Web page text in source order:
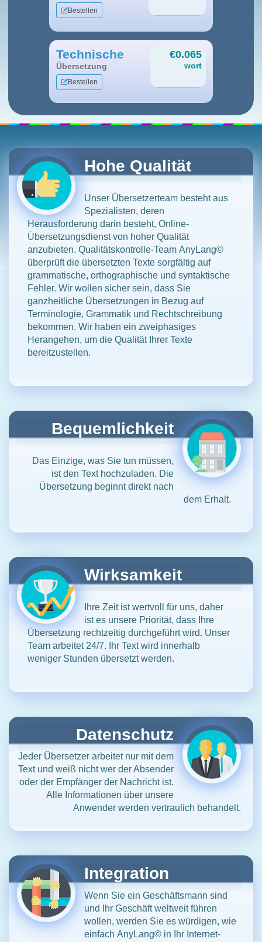
Bestellen
Technische
Übersetzung
Bestellen
€0.065
wort
Hohe Qualität
Unser Übersetzerteam besteht aus
Spezialisten, deren
Herausforderung darin besteht, Online-
Übersetzungsdienst von hoher Qualität
anzubieten. Qualitätskontrolle-Team AnyLang©
überprüft die übersetzten Texte sorgfältig auf
grammatische, orthographische und syntaktische
Fehler. Wir wollen sicher sein, dass Sie
ganzheitliche Übersetzungen in Bezug auf
Terminologie, Grammatik und Rechtschreibung
bekommen. Wir haben ein zweiphasiges
Herangehen, um die Qualität Ihrer Texte
bereitzustellen.
Bequemlichkeit
Das Einzige, was Sie tun müssen,
ist den Text hochzuladen. Die
Übersetzung beginnt direkt nach
dem Erhalt.
Wirksamkeit
Ihre Zeit ist wertvoll für uns, daher
ist es unsere Priorität, dass Ihre
Übersetzung rechtzeitig durchgeführt wird. Unser
Team arbeitet 24/7. Ihr Text wird innerhalb
weniger Stunden übersetzt werden.
Datenschutz
Jeder Übersetzer arbeitet nur mit dem
Text und weiß nicht wer der Absender
oder der Empfänger der Nachricht ist.
Alle Informationen über unsere
Anwender werden vertraulich behandelt.
Integration
Wenn Sie ein Geschäftsmann sind
und Ihr Geschäft weltweit führen
wollen, werden Sie es würdigen, wie
einfach AnyLang© in Ihr Internet-